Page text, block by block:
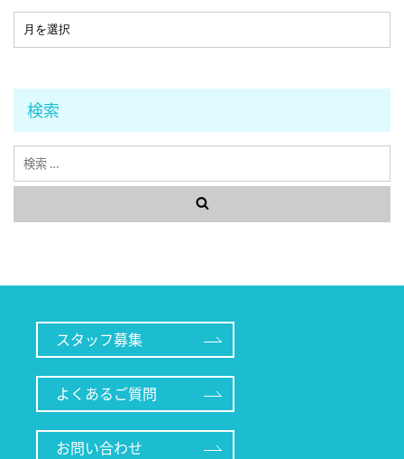
検索
索
スタッフ募集
よくあるご質問
お問い合わせ